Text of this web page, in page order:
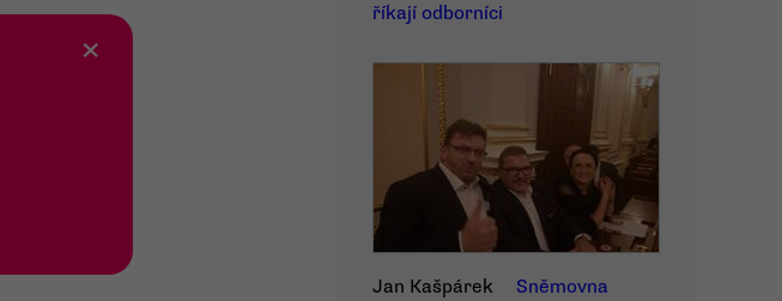
×
říkají odborníci
Jan Kašpárek
Sněmovna